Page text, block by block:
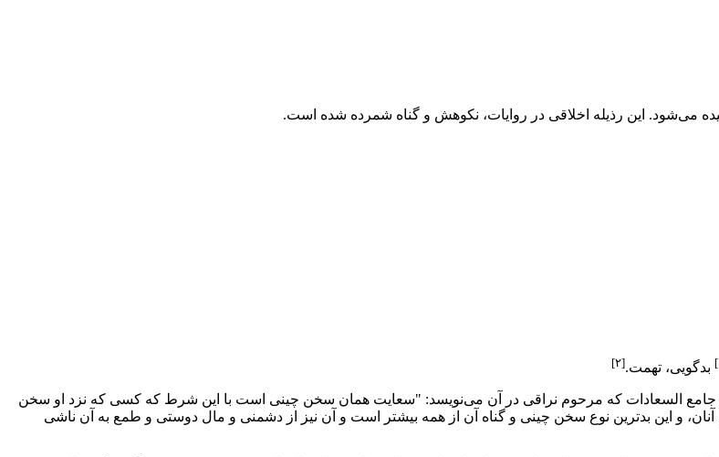
مى‌شود. این رذیله اخلاقی در روایات، نکوهش و گناه شمرده شده است.
بدگویی، تهمت.[۲]
جامع السعادات که مرحوم نراقی در آن مى‌نویسد: "سعایت همان سخن چینى است با این شرط که کسى که نزد او سخن
و این بدترین نوع سخن چینى و گناه آن از همه بیشتر است و آن نیز از دشمنی و مال دوستى و طمع به آن ناشى